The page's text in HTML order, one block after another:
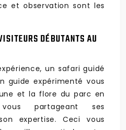
et observation sont les
DÉBUTANTS AU
un safari guidé
guide expérimenté vous
et la flore du parc en
partageant ses
expertise. Ceci vous